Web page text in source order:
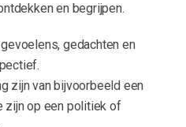
en begrijpen.
gedachten en
zijn van bijvoorbeeld een
zijn op een politiek of